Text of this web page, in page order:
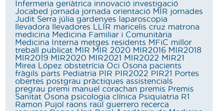
Infermeria geriàtrica innovació investigació
Jocabed jornada jornada orientació MIR jornades
Judit Serra júlia gardenyes laparoscopia
llevadora llevadores LLIR maricelis cruz matrona
medicina Medicina Familiar i Comunitària
Medicina Interna metges residents MFiC millor
treball publicat MIR MIR 2020 MIR2016 MIR2018
MIR2019 MIR2020 MIR2021 MIR2022 MIR21
Mirea López obstetrícia Oci Osona pacients
fràgils parts Pediatria PIR PIR2022 PIR21 Portes
obertes postgrau pràctiques assistencials
pregrau premi manuel corachan premis Premis
Sanitat Osona psicologia clínica Psiquiatria R1
Ramon Pujol raons raül guerrero recerca